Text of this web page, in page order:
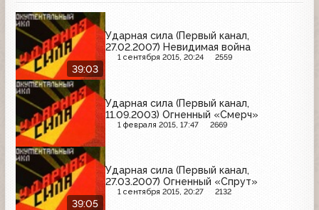
39:03
Ударная сила (Первый канал,
27.02.2007) Невидимая война
1 сентября 2015, 20:24 2559
Ударная сила (Первый канал,
11.09.2003) Огненный «Смерч»
1 февраля 2015, 17:47 2669
39:05
Ударная сила (Первый канал,
27.03.2007) Огненный «Спрут»
1 сентября 2015, 20:27 2132